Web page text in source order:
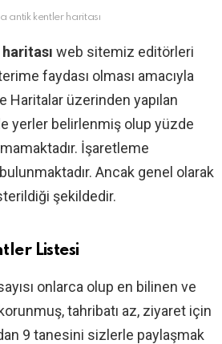
antik kentler haritası
web sitemiz editörleri
faydası olması amacıyla
Haritalar üzerinden yapılan
yerler belirlenmiş olup yüzde
İşaretleme
Ancak genel olarak
şekildedir.
Listesi
onlarca olup en bilinen ve
tahribatı az, ziyaret için
9 tanesini sizlerle paylaşmak